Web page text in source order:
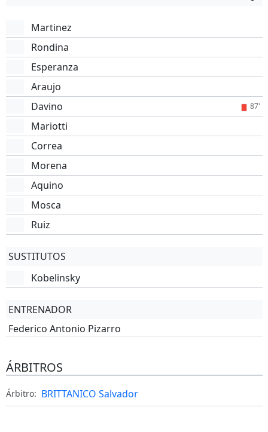
Martinez
Rondina
Esperanza
Araujo
Davino
87'
Mariotti
Correa
Morena
Aquino
Mosca
Ruiz
SUSTITUTOS
Kobelinsky
ENTRENADOR
Federico Antonio Pizarro
ÁRBITROS
Árbitro: BRITTANICO Salvador